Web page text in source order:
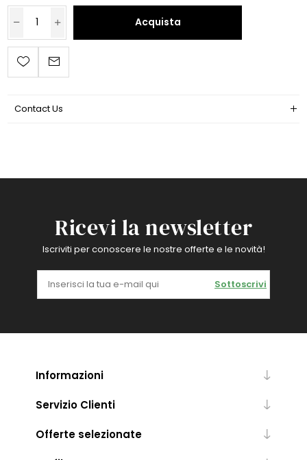
Acquista
Contact Us
Ricevi la newsletter
Iscriviti per conoscere le nostre offerte e le novità!
Sottoscrivi
Informazioni
Servizio Clienti
Offerte selezionate